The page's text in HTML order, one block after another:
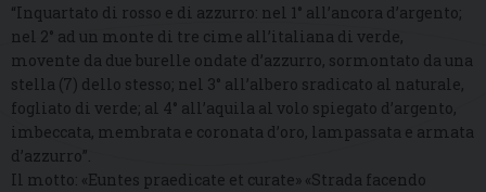
“Inquartato di rosso e di azzurro: nel 1° all’ancora d’argento;
nel 2° ad un monte di tre cime all’italiana di verde,
movente da due burelle ondate d’azzurro, sormontato da una
stella (7) dello stesso; nel 3° all’albero sradicato al naturale,
fogliato di verde; al 4° all’aquila al volo spiegato d’argento,
imbeccata, membrata e coronata d’oro, lampassata e armata
d’azzurro”.
Il motto: «Euntes praedicate et curate» «Strada facendo